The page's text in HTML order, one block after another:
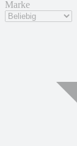
Marke